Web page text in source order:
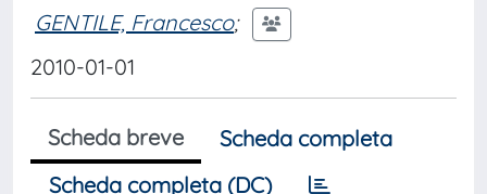
GENTILE, Francesco;
2010-01-01
Scheda breve
Scheda completa
Scheda completa (DC)